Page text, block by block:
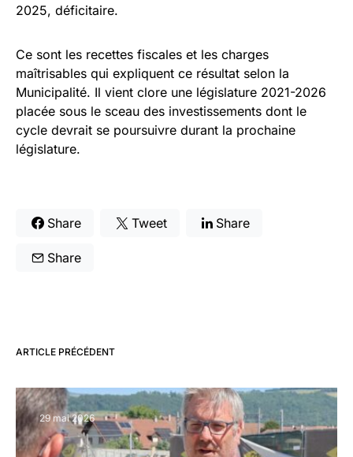
2025, déficitaire.
Ce sont les recettes fiscales et les charges
maîtrisables qui expliquent ce résultat selon la
Municipalité. Il vient clore une législature 2021-2026
placée sous le sceau des investissements dont le
cycle devrait se poursuivre durant la prochaine
législature.
Share Tweet Share
Share
ARTICLE PRÉCÉDENT
29 mai 2026